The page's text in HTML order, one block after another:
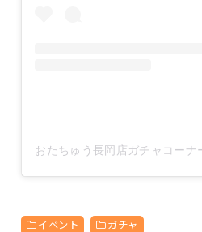
イベント ガチャ